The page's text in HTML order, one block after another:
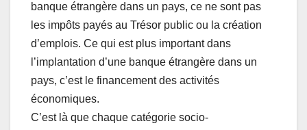
banque étrangère dans un pays, ce ne sont pas
les impôts payés au Trésor public ou la création
d’emplois. Ce qui est plus important dans
l’implantation d’une banque étrangère dans un
pays, c’est le financement des activités
économiques.
C’est là que chaque catégorie socio-